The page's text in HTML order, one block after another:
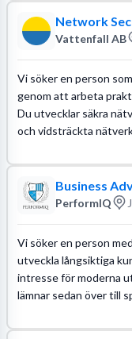
Network
Vattenfall AB
Vi söker en person
genom att arbeta
Du utvecklar säkra
och vidsträckta
Business
PerformIQ
Vi söker en person
utveckla långsiktiga
intresse för moderna
lämnar sedan över till